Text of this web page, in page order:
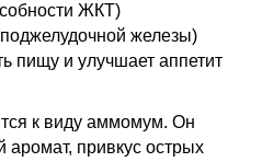
ЖКТ)
железы)
пищу и улучшает аппетит
к виду аммомум. Он
привкус острых